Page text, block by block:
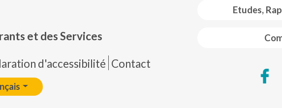
Etudes,
et des Services
Pie de página
d'accessibilité Contact